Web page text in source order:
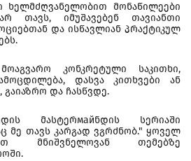
ხელმძღვანელობით მონაწილეები
თავს, იმუშავებენ თავიანთი
და ისწავლიან პრაქტიკულ
კონკრეტული საკითხი,
დასვა კითხვები ან
და ჩასწვდე.
მასტერмайნდის სერიაში
მე თავს კარგად ვგრძნობ." ყოველ
მნიშვნელოვან თემებზე